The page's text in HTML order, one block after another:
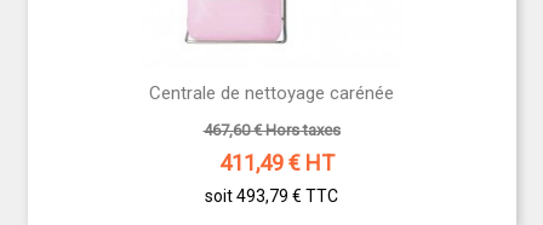
Centrale de nettoyage carénée
467,60 € Hors taxes
411,49€ HT
soit 493,79 € TTC